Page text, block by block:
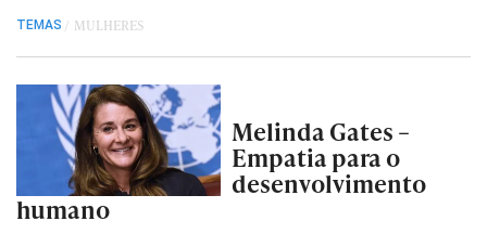
TEMAS / MULHERES
Melinda Gates –
Empatia para o
desenvolvimento
humano